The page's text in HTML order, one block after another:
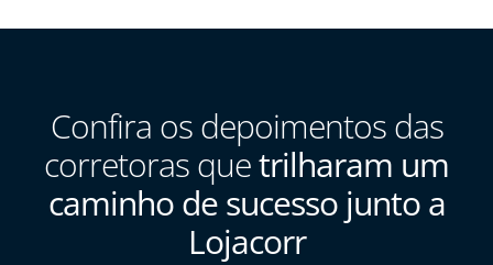
Confira os depoimentos das
corretoras quetrilharam um
caminho de sucesso junto a
Lojacorr